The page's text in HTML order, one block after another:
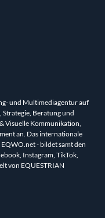
und Multimediagentur auf
Beratung und
Visuelle Kommunikation,
an. Das internationale
- bildet samt den
Instagram, TikTok,
von EQUESTRIAN